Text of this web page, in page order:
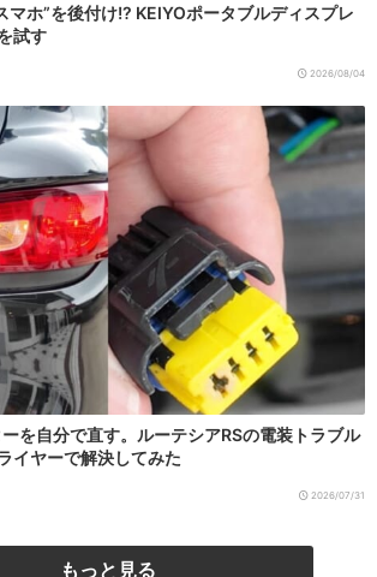
マホ”を後付け!? KEIYOポータブルディスプレ
試す
2026/08/04
を自分で直す。ルーテシアRSの電装トラブル
イヤーで解決してみた
2026/07/31
もっと見る